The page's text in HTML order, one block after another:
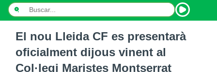
NOTÍCIES
El nou Lleida CF es presentarà
oficialment dijous vinent al
Col·legi Maristes Montserrat